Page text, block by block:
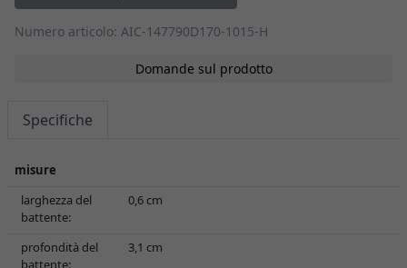
Numero articolo: AIC-147790D170-1015-H
Domande sul prodotto
Specifiche
misure
larghezza del
battente:
0,6 cm
profondità del
battente:
3,1 cm